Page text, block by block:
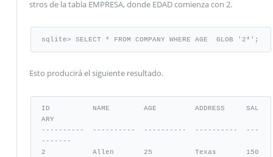
stros de la tabla EMPRESA, donde EDAD comienza con 2.
sqlite> SELECT * FROM COMPANY WHERE AGE  GLOB '2*';
Esto producirá el siguiente resultado.
ID          NAME        AGE         ADDRESS     SAL
ARY
----------  ----------  ----------  ----------  ---
-------
2           Allen       25          Texas       150